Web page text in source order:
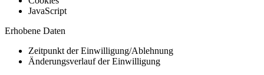
JavaScript
Erhobene Daten
Zeitpunkt der Einwilligung/Ablehnung
Änderungsverlauf der Einwilligung